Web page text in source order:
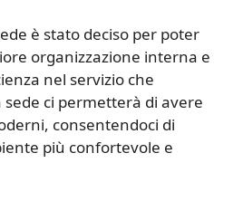
è stato deciso per poter
organizzazione interna e
nel servizio che
ci permetterà di avere
consentendoci di
più confortevole e